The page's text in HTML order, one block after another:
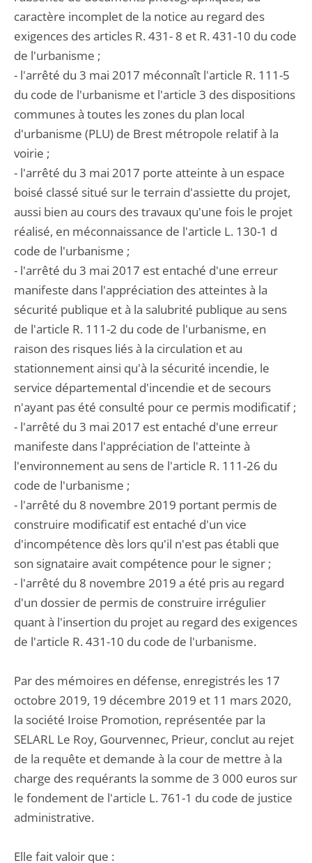
caractère incomplet de la notice au regard des
exigences des articles R. 431- 8 et R. 431-10 du code
de l'urbanisme ;
- l'arrêté du 3 mai 2017 méconnaît l'article R. 111-5
du code de l'urbanisme et l'article 3 des dispositions
communes à toutes les zones du plan local
d'urbanisme (PLU) de Brest métropole relatif à la
voirie ;
- l'arrêté du 3 mai 2017 porte atteinte à un espace
boisé classé situé sur le terrain d'assiette du projet,
aussi bien au cours des travaux qu'une fois le projet
réalisé, en méconnaissance de l'article L. 130-1 d
code de l'urbanisme ;
- l'arrêté du 3 mai 2017 est entaché d'une erreur
manifeste dans l'appréciation des atteintes à la
sécurité publique et à la salubrité publique au sens
de l'article R. 111-2 du code de l'urbanisme, en
raison des risques liés à la circulation et au
stationnement ainsi qu'à la sécurité incendie, le
service départemental d'incendie et de secours
n'ayant pas été consulté pour ce permis modificatif ;
- l'arrêté du 3 mai 2017 est entaché d'une erreur
manifeste dans l'appréciation de l'atteinte à
l'environnement au sens de l'article R. 111-26 du
code de l'urbanisme ;
- l'arrêté du 8 novembre 2019 portant permis de
construire modificatif est entaché d'un vice
d'incompétence dès lors qu'il n'est pas établi que
son signataire avait compétence pour le signer ;
- l'arrêté du 8 novembre 2019 a été pris au regard
d'un dossier de permis de construire irrégulier
quant à l'insertion du projet au regard des exigences
de l'article R. 431-10 du code de l'urbanisme.
Par des mémoires en défense, enregistrés les 17
octobre 2019, 19 décembre 2019 et 11 mars 2020,
la société Iroise Promotion, représentée par la
SELARL Le Roy, Gourvennec, Prieur, conclut au rejet
de la requête et demande à la cour de mettre à la
charge des requérants la somme de 3 000 euros sur
le fondement de l'article L. 761-1 du code de justice
administrative.
Elle fait valoir que :